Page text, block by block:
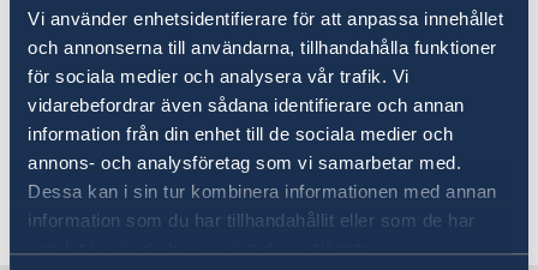
Vi använder enhetsidentifierare för att anpassa innehållet
och annonserna till användarna, tillhandahålla funktioner
för sociala medier och analysera vår trafik. Vi
vidarebefordrar även sådana identifierare och annan
information från din enhet till de sociala medier och
annons- och analysföretag som vi samarbetar med.
Dessa kan i sin tur kombinera informationen med annan
information som du har tillhandahållit eller som de har
samlat in när du har använt deras tjänster.
Extra pass
Allmänna säkerhetsläget
Resor från Sverige till Storbritannien
Terrorism
Naturförhållanden och katastrofer
Hälso- och sjukvård
Kriminalitet och personlig säkerhet
Trafiksäkerhet
Resa i landet
Gibraltar
Storbritanniens utomeuropeiska territorier
På Valmyndighetens webbplats kan du läsa
mer om attbrevrösta från utlandet.
Vill du hellre rösta på plats? Se våra
öppettider för förtidsröstning i Storbritannien
Senast uppdaterad 28 maj 2026, 17.04